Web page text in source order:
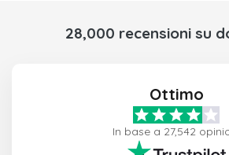
28,000 recensioni su
Ottimo
In base a 27,542